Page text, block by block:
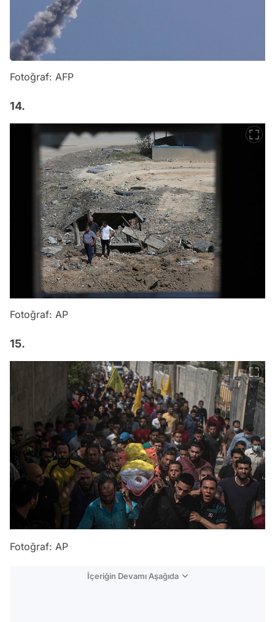
Fotoğraf: AFP
14.
Fotoğraf: AP
15.
Fotoğraf: AP
İçeriğin Devamı Aşağıda